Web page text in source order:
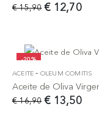
€ 12,70
€ 15,90
-20%
ACEITE - OLEUM COMITIS
Aceite de Oliva
€ 13,50
€ 16,90